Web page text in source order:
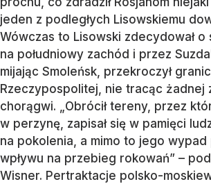
jeden z podległych Lisowskiemu
Wówczas to Lisowski zdecydował o
na południowy zachód i przez
mijając Smoleńsk, przekroczył
Rzeczypospolitej, nie tracąc żadnej
chorągwi. „Obrócił tereny, przez
w perzynę, zapisał się w pamięci
na pokolenia, a mimo to jego wypad
wpływu na przebieg rokowań” –
Wisner. Pertraktacje polsko-